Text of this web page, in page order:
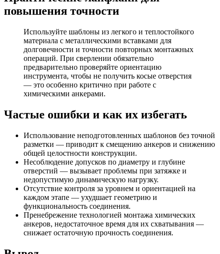
повышения точности
Используйте шаблоны из легкого и теплостойкого
материала с металлическими вставками для
долговечности и точности повторных монтажных
операций. При сверлении обязательно
предварительно проверяйте ориентацию
инструмента, чтобы не получить косые отверстия
— это особенно критично при работе с
химическими анкерами.
Частые ошибки и как их избегать
Использование неподготовленных шаблонов без точной
разметки — приводит к смещению анкеров и снижению
общей целостности конструкции.
Несоблюдение допусков по диаметру и глубине
отверстий — вызывает проблемы при затяжке и
недопустимую динамическую нагрузку.
Отсутствие контроля за уровнем и ориентацией на
каждом этапе — ухудшает геометрию и
функциональность соединения.
Пренебрежение технологией монтажа химических
анкеров, недостаточное время для их схватывания —
снижает остаточную прочность соединения.